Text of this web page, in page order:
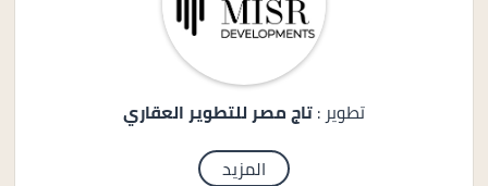
تطوير :تاج مصر للتطوير العقاري
المزيد